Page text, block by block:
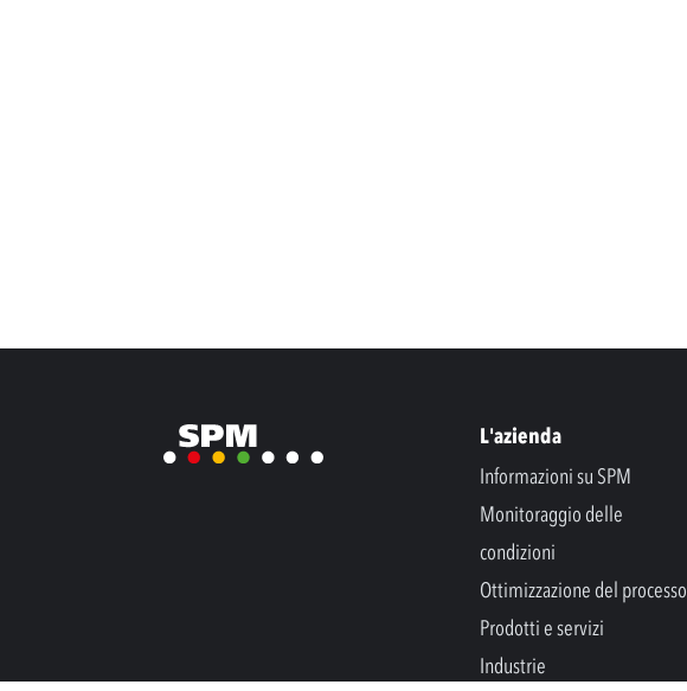
L'azienda
Informazioni su SPM
Monitoraggio delle
condizioni
Ottimizzazione del processo
Prodotti e servizi
Industrie